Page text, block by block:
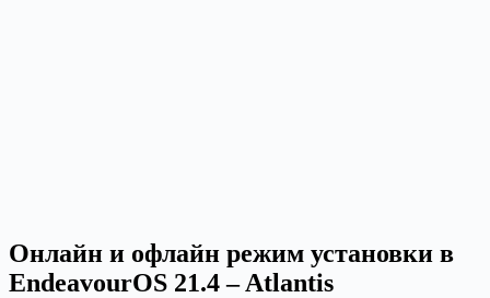
Онлайн и офлайн режим установки в
EndeavourOS 21.4 – Atlantis